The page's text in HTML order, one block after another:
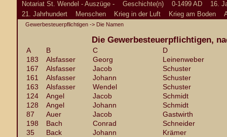
Notariat St. Wendel - Auszüge -
Geschichte(n) 0-1499 AD
16.
21. Jahrhundert
Menschen Krieg in der Luft Krieg am Boden
Gewerbesteuerpflichtigen -> Die Namen
Die Gewerbesteuerpflichtigen,
A B C
D
183
Alsfasser Georg
Leinenweber
167
Alsfasser Jacob
Schuster
161
Alsfasser Johann
Schuster
163
Alsfasser Wendel
Schuster
124
Angel Jacob
Schmidt
128
Angel Johann
Schmidt
87
Auer Jacob
Gastwirth
198
Bach Conrad
Schneider
35
Back Johann
Krämer